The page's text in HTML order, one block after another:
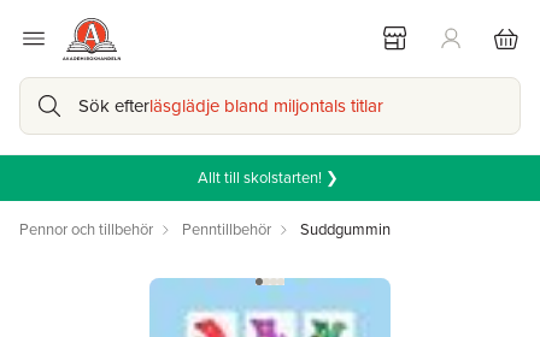
Sök efterläsglädje bland miljontals titlar
Allt till skolstarten! ❯
Pennor och tillbehör Penntillbehör Suddgummin